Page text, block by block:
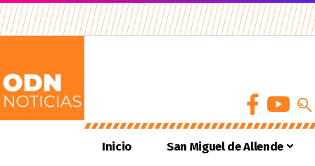
Inicio San Miguel de Allende